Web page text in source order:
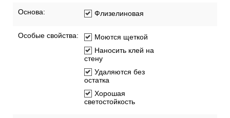
Основа: Флизелиновая
Особые свойства:
Моются щеткой
Наносить клей на
стену
Удаляются без
остатка
Хорошая
светостойкость